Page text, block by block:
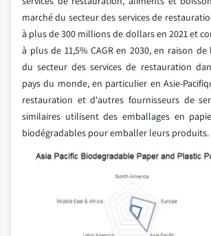
marché du secteur des services de
à plus de 300 millions de dollars en 2021 et
à plus de 11,5% CAGR en 2030, en raison
du secteur des services de restauration
pays du monde, en particulier en Asie-
restauration et d'autres fournisseurs de
similaires utilisent des emballages en
biodégradables pour emballer leurs produits.